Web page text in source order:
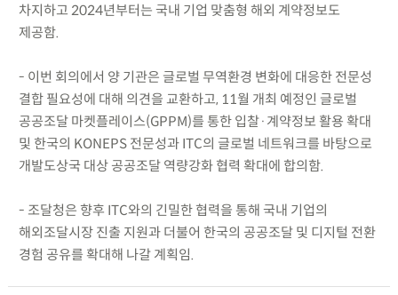
차지하고 2024년부터는 국내 기업 맞춤형 해외 계약정보도
제공함.
- 이번 회의에서 양 기관은 글로벌 무역환경 변화에 대응한 전문성
결합 필요성에 대해 의견을 교환하고, 11월 개최 예정인 글로벌
공공조달 마켓플레이스(GPPM)를 통한 입찰·계약정보 활용 확대
및 한국의 KONEPS 전문성과 ITC의 글로벌 네트워크를 바탕으로
개발도상국 대상 공공조달 역량강화 협력 확대에 합의함.
- 조달청은 향후 ITC와의 긴밀한 협력을 통해 국내 기업의
해외조달시장 진출 지원과 더불어 한국의 공공조달 및 디지털 전환
경험 공유를 확대해 나갈 계획임.